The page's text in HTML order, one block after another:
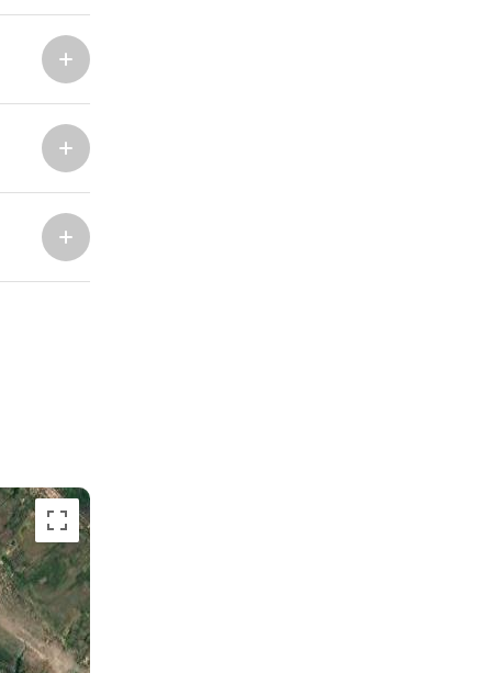
Marina Trogir - SCT
ACI Marina Split
ACI Marina Dubrovnik,
Komolac